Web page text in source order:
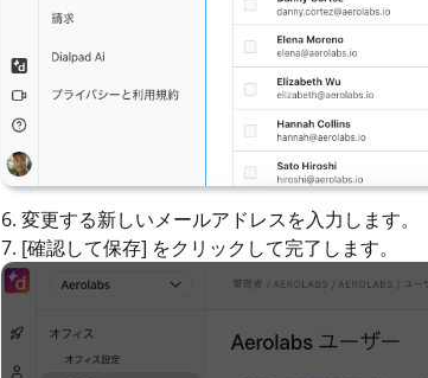
6. 変更する新しいメールアドレスを入力します。
7. [確認して保存] をクリックして完了します。